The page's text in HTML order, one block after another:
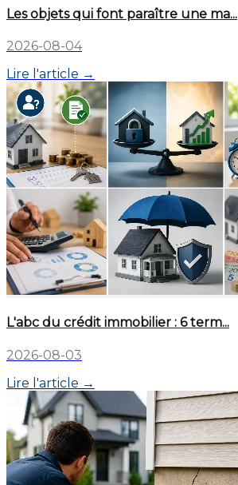
Les objets qui font paraître une ma...
2026-08-04
Lire l'article →
L'abc du crédit immobilier : 6 term...
2026-08-03
Lire l'article →